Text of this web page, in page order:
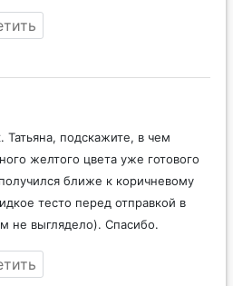
Татьяна, подскажите, в чем
желтого цвета уже готового
ближе к коричневому
тесто перед отправкой в
не выглядело). Спасибо.